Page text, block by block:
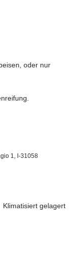
oder nur
1, I-31058
Klimatisiert gelagert